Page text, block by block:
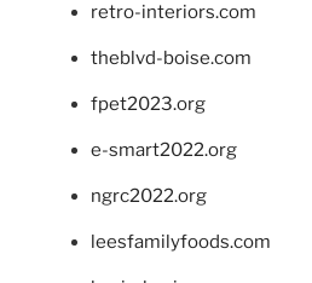
retro-interiors.com
theblvd-boise.com
fpet2023.org
e-smart2022.org
ngrc2022.org
leesfamilyfoods.com